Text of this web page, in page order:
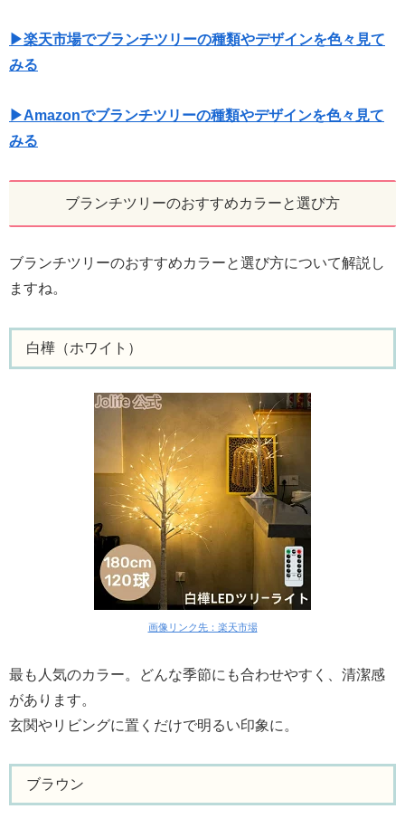
▶楽天市場でブランチツリーの種類やデザインを色々見て
みる
▶Amazonでブランチツリーの種類やデザインを色々見て
みる
ブランチツリーのおすすめカラーと選び方
ブランチツリーのおすすめカラーと選び方について解説し
ますね。
白樺（ホワイト）
画像リンク先：楽天市場
最も人気のカラー。どんな季節にも合わせやすく、清潔感
があります。
玄関やリビングに置くだけで明るい印象に。
ブラウン